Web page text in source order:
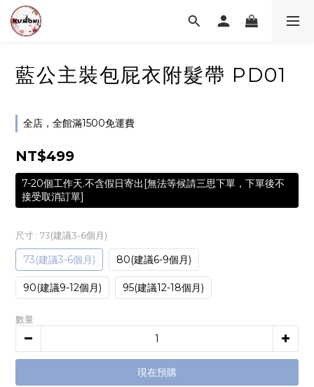
藍公主裝包屁衣附髮帶 PD01
全店，全館滿1500免運費
NT$499
7-20個工作天.不含假日寄出[無法等候請三思下單，下單後不
接受取消訂單]
尺寸 : 73(建議3-6個月)
73(建議3-6個月) 80(建議6-9個月)
90(建議9-12個月) 95(建議12-18個月)
數量
現在預購